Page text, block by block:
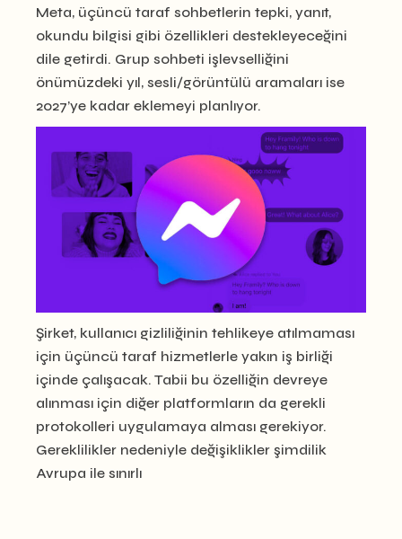
Meta, üçüncü taraf sohbetlerin tepki, yanıt,
okundu bilgisi gibi özellikleri destekleyeceğini
dile getirdi. Grup sohbeti işlevselliğini
önümüzdeki yıl, sesli/görüntülü aramaları ise
2027’ye kadar eklemeyi planlıyor.
Şirket, kullanıcı gizliliğinin tehlikeye atılmaması
için üçüncü taraf hizmetlerle yakın iş birliği
içinde çalışacak. Tabii bu özelliğin devreye
alınması için diğer platformların da gerekli
protokolleri uygulamaya alması gerekiyor.
Gereklilikler nedeniyle değişiklikler şimdilik
Avrupa ile sınırlı